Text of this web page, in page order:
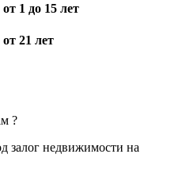
от 1 до 15 лет
от 21 лет
?
залог недвижимости на